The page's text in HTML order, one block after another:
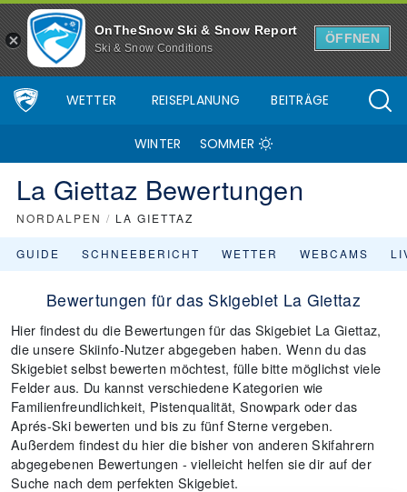
OnTheSnow Ski & Snow Report
Ski & Snow Conditions
ÖFFNEN
WETTER REISEPLANUNG BEITRÄGE
WINTER SOMMER
La Giettaz Bewertungen
NORDALPEN / LA GIETTAZ
GUIDE SCHNEEBERICHT WETTER WEBCAMS
Bewertungen für das Skigebiet La Giettaz
Hier findest du die Bewertungen für das Skigebiet La Giettaz,
die unsere Skiinfo-Nutzer abgegeben haben. Wenn du das
Skigebiet selbst bewerten möchtest, fülle bitte möglichst viele
Felder aus. Du kannst verschiedene Kategorien wie
Familienfreundlichkeit, Pistenqualität, Snowpark oder das
Aprés-Ski bewerten und bis zu fünf Sterne vergeben.
Außerdem findest du hier die bisher von anderen Skifahrern
abgegebenen Bewertungen - vielleicht helfen sie dir auf der
Suche nach dem perfekten Skigebiet.